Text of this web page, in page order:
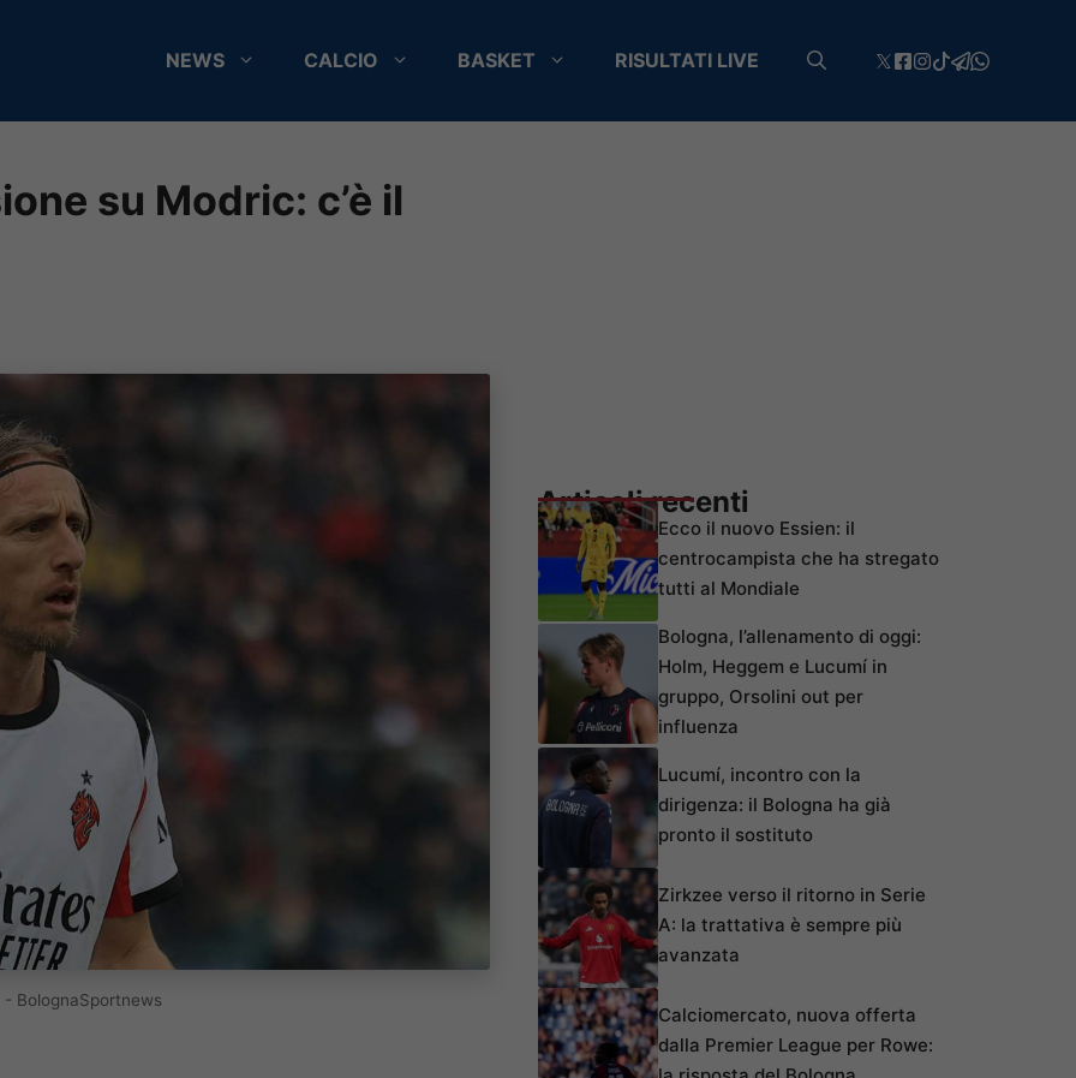
NEWS CALCIO BASKET RISULTATI LIVE
su Modric: c’è il
BolognaSportnews
Articoli recenti
Ecco il nuovo Essien: il
centrocampista che ha stregato
tutti al Mondiale
Bologna, l’allenamento di oggi:
Holm, Heggem e Lucumí in
gruppo, Orsolini out per
influenza
Lucumí, incontro con la
dirigenza: il Bologna ha già
pronto il sostituto
Zirkzee verso il ritorno in Serie
A: la trattativa è sempre più
avanzata
Calciomercato, nuova offerta
dalla Premier League per Rowe: